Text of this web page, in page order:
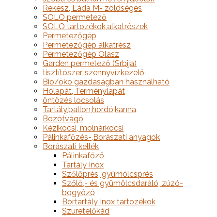
Rekesz, Láda M- zöldséges
SOLO permetező
SOLO tartozékok,alkatrészek
Permetezőgép
Permetezőgép alkatrész
Permetezőgép Olasz
Garden permetező (Srbija)
tisztítószer, szennyvízkezelő
Bio/öko gazdaságban használható
Hólapát, Terménylapát
öntözés locsolás
Tartály,ballon,hordó,kanna
Bozótvágó
Kézikocsi, molnárkocsi
Pálinkafőzés-,Borászati anyagok
Borászati kellék
Pálinkafőző
Tartály Inox
Szőlőprés, gyümölcsprés
Szőlő,- és gyümölcsdaráló, zúzó-
bogyózó
Bortartály Inox tartozékok
Szüretelőkád